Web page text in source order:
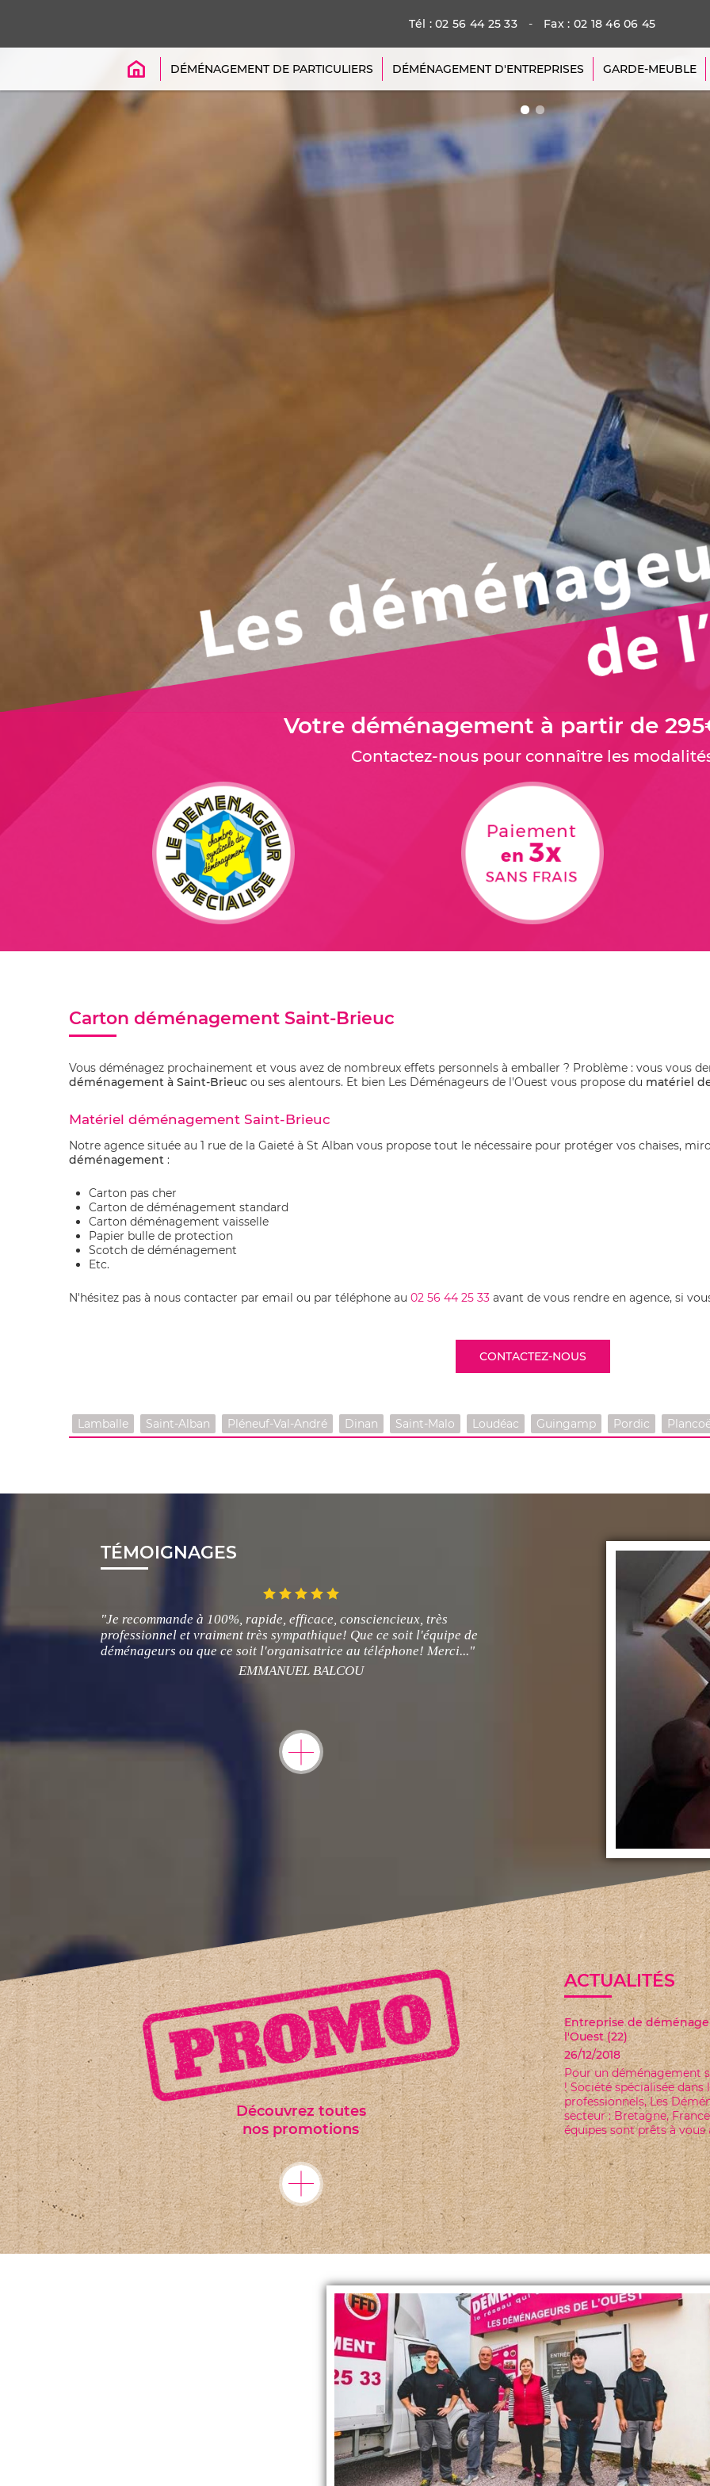
Tél : 02 56 44 25 33 - Fax : 02 18 46 06 45
ACCUEIL DÉMÉNAGEMENT DE PARTICULIERS DÉMÉNAGEMENT D'ENTREPRISES GARDE-MEUBLE
Votre déménagement à partir de
Contactez-nous pour connaître les
Carton déménagement Saint-Brieuc
Vous déménagez prochainement et vous avez de nombreux effets personnels à emballer ? Problème : vous vous
déménagement à Saint-Brieuc ou ses alentours. Et bien Les Déménageurs de l'Ouest vous propose du matériel
Matériel déménagement Saint-Brieuc
Notre agence située au 1 rue de la Gaieté à St Alban vous propose tout le nécessaire pour protéger vos chaises,
déménagement :
Carton pas cher
Carton de déménagement standard
Carton déménagement vaisselle
Papier bulle de protection
Scotch de déménagement
Etc.
N'hésitez pas à nous contacter par email ou par téléphone au 02 56 44 25 33 avant de vous rendre en agence, si
CONTACTEZ-NOUS
Lamballe Saint-Alban Pléneuf-Val-André Dinan Saint-Malo Loudéac Guingamp Pordic
TÉMOIGNAGES
"Je recommande à 100%, rapide, efficace, consciencieux, très
professionnel et vraiment très sympathique! Que ce soit l'équipe de
déménageurs ou que ce soit l'organisatrice au téléphone! Merci..."
EMMANUEL BALCOU
Découvrez toutes
nos promotions
ACTUALITÉS
PROMOTION SUR LE
08/01/2019
Pour rappel nous vous
TTC de matériel acheté et